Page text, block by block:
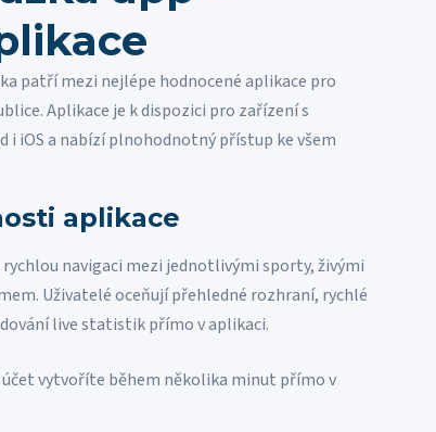
patří mezi nejlépe hodnocené aplikace pro
Aplikace je k dispozici pro zařízení s
i iOS a nabízí plnohodnotný přístup ke všem
aplikace
navigaci mezi jednotlivými sporty, živými
Uživatelé oceňují přehledné rozhraní, rychlé
live statistik přímo v aplikaci.
účet vytvoříte během několika minut přímo v